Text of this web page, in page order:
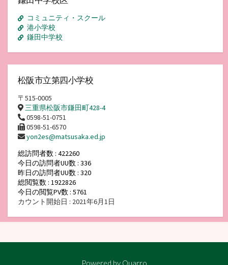
コミュニティ・スクール
港小学校
鎌田中学校
松阪市立第四小学校
〒515-0005
三重県松阪市鎌田町428-4
0598-51-0751
0598-51-6570
yon2es@matsusaka.ed.jp
総訪問者数 : 422260
今日の訪問者UU数 : 336
昨日の訪問者UU数 : 320
総閲覧数 : 1922826
今日の閲覧PV数 : 5761
カウント開始日 : 2021年6月1日
Powered by Quarro